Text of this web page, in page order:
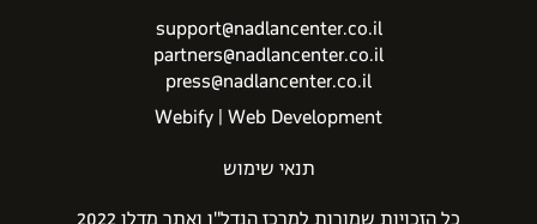
תנאי שימוש
support@nadlancenter.co.il
partners@nadlancenter.co.il
press@nadlancenter.co.il
Webify | Web Development
כל הזכויות שמורות למרכז הנדל"ן ואתר מדלן 2022